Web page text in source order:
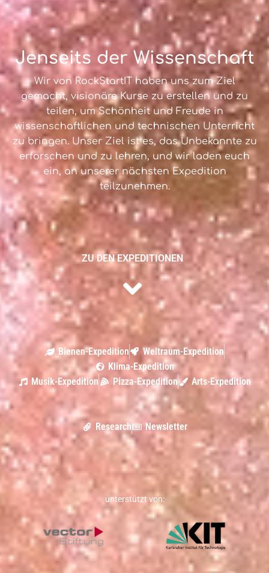
Jenseits der Wissenschaft
Wir von RockStartIT haben uns zum Ziel
gemacht, visionäre Kurse zu erstellen und zu
teilen, um Schönheit und Freude in
wissenschaftlichen und technischen Unterricht
zu bringen. Unser Ziel ist es, das Unbekannte zu
erforschen und zu lehren, und wir laden euch
ein, an unserer nächsten Expedition
teilzunehmen.
ZU DEN EXPEDITIONEN
Bienen-Expedition
Weltraum-Expedition
Klima-Expedition
Musik-Expedition
Pizza-Expedition Arts-Expedition
Research Newsletter
unterstützt von: